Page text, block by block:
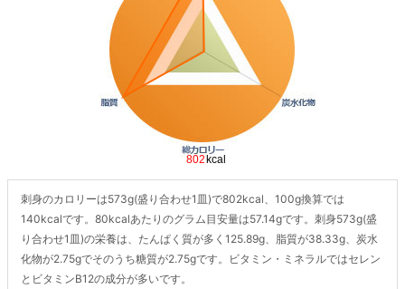
刺身のカロリーは573g(盛り合わせ1皿)で802kcal、100g換算では
140kcalです。80kcalあたりのグラム目安量は57.14gです。刺身573g(盛
り合わせ1皿)の栄養は、たんぱく質が多く125.89g、脂質が38.33g、炭水
化物が2.75gでそのうち糖質が2.75gです。ビタミン・ミネラルではセレン
とビタミンB12の成分が多いです。